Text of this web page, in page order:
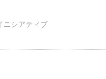
ニシアティブ